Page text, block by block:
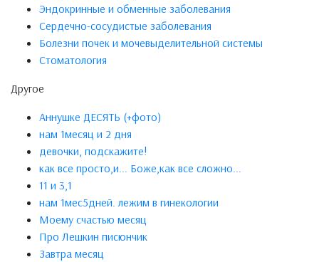
Эндокринные и обменные заболевания
Сердечно-сосудистые заболевания
Болезни почек и мочевыделительной системы
Стоматология
Другое
Аннушке ДЕСЯТЬ (+фото)
нам 1месяц и 2 дня
девочки, подскажите!
как все просто,и... Боже,как все сложно...
11 и 3,1
нам 1мес5дней. лежим в гинекологии
Моему счастью месяц
Про Лешкин писюнчик
Завтра месяц